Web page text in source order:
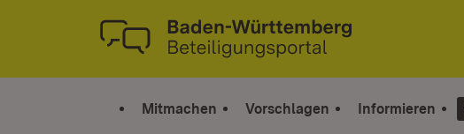
Zum Inhalt springen
Link zur Startseite
Mitmachen Vorschlagen Informieren